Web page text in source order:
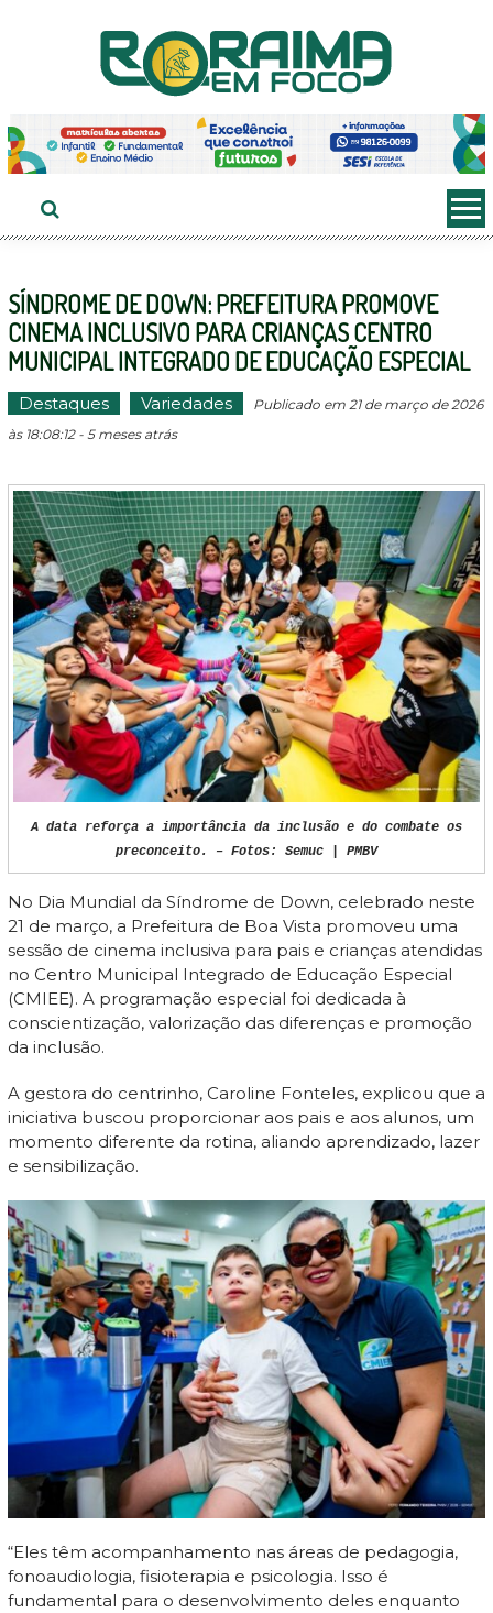
SÍNDROME DE DOWN: PREFEITURA PROMOVE
CINEMA INCLUSIVO PARA CRIANÇAS CENTRO
MUNICIPAL INTEGRADO DE EDUCAÇÃO ESPECIAL
Destaques Variedades
Publicado em 21 de março de 2026
às 18:08:12 - 5 meses atrás
A data reforça a importância da inclusão e do combate os
preconceito. – Fotos: Semuc | PMBV
No Dia Mundial da Síndrome de Down, celebrado neste
21 de março, a Prefeitura de Boa Vista promoveu uma
sessão de cinema inclusiva para pais e crianças atendidas
no Centro Municipal Integrado de Educação Especial
(CMIEE). A programação especial foi dedicada à
conscientização, valorização das diferenças e promoção
da inclusão.
A gestora do centrinho, Caroline Fonteles, explicou que a
iniciativa buscou proporcionar aos pais e aos alunos, um
momento diferente da rotina, aliando aprendizado, lazer
e sensibilização.
“Eles têm acompanhamento nas áreas de pedagogia,
fonoaudiologia, fisioterapia e psicologia. Isso é
fundamental para o desenvolvimento deles enquanto